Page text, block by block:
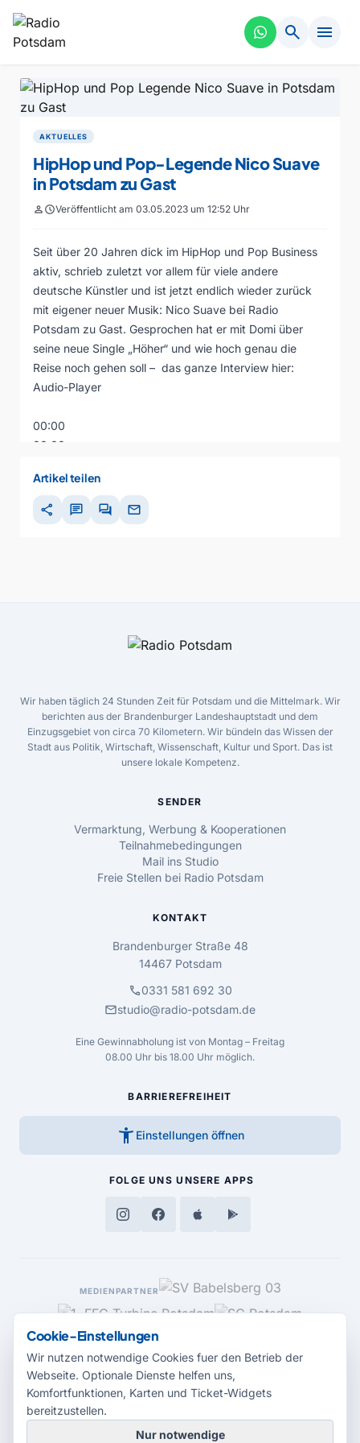
search menu
AKTUELLES
HipHop und Pop-Legende Nico Suave
in Potsdam zu Gast
personscheduleVeröffentlicht am 03.05.2023 um 12:52 Uhr
Seit über 20 Jahren dick im HipHop und Pop Business
aktiv, schrieb zuletzt vor allem für viele andere
deutsche Künstler und ist jetzt endlich wieder zurück
mit eigener neuer Musik: Nico Suave bei Radio
Potsdam zu Gast. Gesprochen hat er mit Domi über
seine neue Single „Höher“ und wie hoch genau die
Reise noch gehen soll – das ganze Interview hier:
Audio-Player
00:00
00:00
Artikel teilen
share chat forum mail
Wir haben täglich 24 Stunden Zeit für Potsdam und die Mittelmark. Wir
berichten aus der Brandenburger Landeshauptstadt und dem
Einzugsgebiet von circa 70 Kilometern. Wir bündeln das Wissen der
Stadt aus Politik, Wirtschaft, Wissenschaft, Kultur und Sport. Das ist
unsere lokale Kompetenz.
SENDER
Vermarktung, Werbung & Kooperationen
Teilnahmebedingungen
Mail ins Studio
Freie Stellen bei Radio Potsdam
KONTAKT
Brandenburger Straße 48
14467 Potsdam
call0331 581 692 30
mailstudio@radio-potsdam.de
Eine Gewinnabholung ist von Montag – Freitag
08.00 Uhr bis 18.00 Uhr möglich.
BARRIEREFREIHEIT
accessibility_new Einstellungen öffnen
FOLGE UNS UNSERE APPS
MEDIENPARTNER
Cookie-Einstellungen
Wir nutzen notwendige Cookies fuer den Betrieb der
Webseite. Optionale Dienste helfen uns,
Komfortfunktionen, Karten und Ticket-Widgets
bereitzustellen.
Nur notwendige